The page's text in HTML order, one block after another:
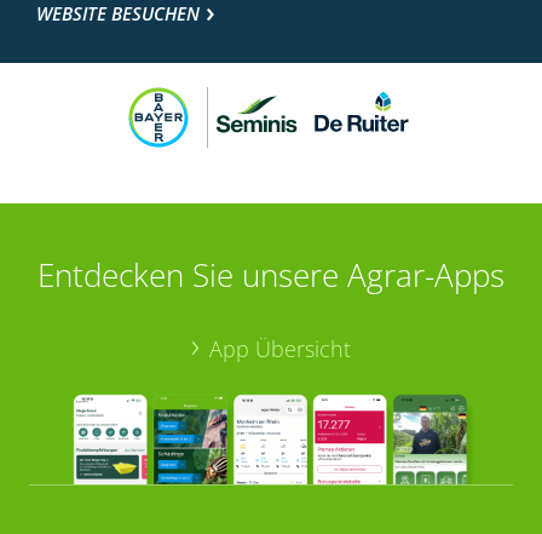
WEBSITE BESUCHEN
Entdecken Sie unsere Agrar-Apps
App Übersicht